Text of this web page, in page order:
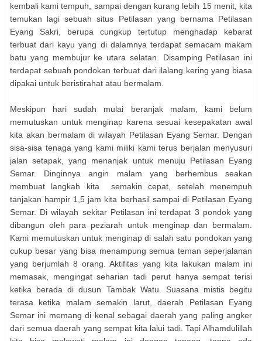
kembali kami tempuh, sampai dengan kurang lebih 15 menit, kita
temukan lagi sebuah situs Petilasan yang bernama Petilasan
Eyang Sakri, berupa cungkup tertutup menghadap kebarat
terbuat dari kayu yang di dalamnya terdapat semacam makam
batu yang membujur ke utara selatan. Disamping Petilasan ini
terdapat sebuah pondokan terbuat dari ilalang kering yang biasa
dipakai untuk beristirahat atau bermalam.
Meskipun hari sudah mulai beranjak malam, kami belum
memutuskan untuk menginap karena sesuai kesepakatan awal
kita akan bermalam di wilayah Petilasan Eyang Semar. Dengan
sisa-sisa tenaga yang kami miliki kami terus berjalan menyusuri
jalan setapak, yang menanjak untuk menuju Petilasan Eyang
Semar. Dinginnya angin malam yang berhembus seakan
membuat langkah kita
semakin cepat, setelah menempuh
tanjakan hampir 1,5 jam kita berhasil sampai di Petilasan Eyang
Semar. Di wilayah sekitar Petilasan ini terdapat 3 pondok yang
dibangun oleh para peziarah untuk menginap dan bermalam.
Kami memutuskan untuk menginap di salah satu pondokan yang
cukup besar yang bisa menampung semua teman seperjalanan
yang berjumlah 8 orang. Aktifitas yang kita lakukan malam ini
memasak, mengingat seharian tadi perut hanya sempat terisi
ketika berada di dusun Tambak Watu. Suasana mistis begitu
terasa ketika malam semakin larut, daerah Petilasan Eyang
Semar ini memang di kenal sebagai daerah yang paling angker
dari semua daerah yang sempat kita lalui tadi. Tapi Alhamdulillah